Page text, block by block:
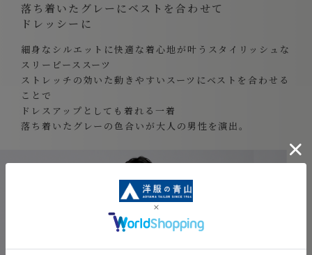
落ち着いたグレーにベストを合わせて
ドレッシーに
細身なシルエットに快適な着心地が叶うスタイリッシュな
スリーピーススーツ
ストレッチの効いた動きやすいスーツにベストを合わせる
ことで
ドレスアップとしても着れる一着
落ち着いたグレーの色合いが大人の男性を演出。